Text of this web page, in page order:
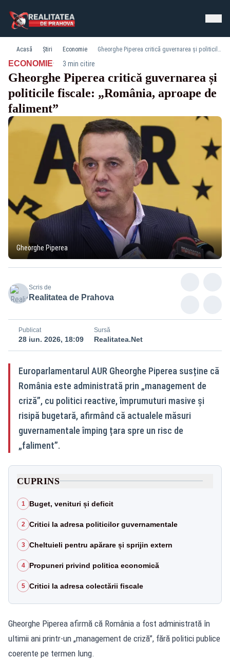
Acasă Știri Economie Gheorghe Piperea critică guvernarea și politicile fiscale: „România, aproape de faliment”
ECONOMIE· 3 min citire
Gheorghe Piperea critică guvernarea și
politicile fiscale: „România, aproape de
faliment”
Gheorghe Piperea
Scris de
Realitatea de Prahova
Publicat
28 iun. 2026, 18:09
Sursă
Realitatea.Net
Europarlamentarul AUR Gheorghe Piperea susține că
România este administrată prin „management de
criză”, cu politici reactive, împrumuturi masive și
risipă bugetară, afirmând că actualele măsuri
guvernamentale împing țara spre un risc de
„faliment”.
CUPRINS
1 Buget, venituri și deficit
2 Critici la adresa politicilor guvernamentale
3 Cheltuieli pentru apărare și sprijin extern
4 Propuneri privind politica economică
5 Critici la adresa colectării fiscale
Gheorghe Piperea afirmă că România a fost administrată în
ultimii ani printr-un „management de criză”, fără politici publice
coerente pe termen lung.